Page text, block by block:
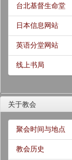
台北基督生命堂
日本信息网站
英语分堂网站
线上书局
关于教会
聚会时间与地点
教会历史